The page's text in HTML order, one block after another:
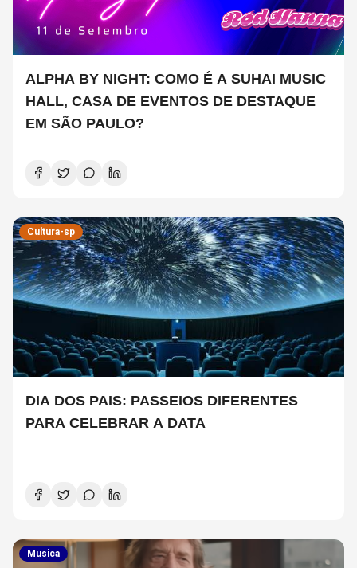
ALPHA BY NIGHT: COMO É A SUHAI MUSIC
HALL, CASA DE EVENTOS DE DESTAQUE
EM SÃO PAULO?
Cultura-sp
DIA DOS PAIS: PASSEIOS DIFERENTES
PARA CELEBRAR A DATA
Musica